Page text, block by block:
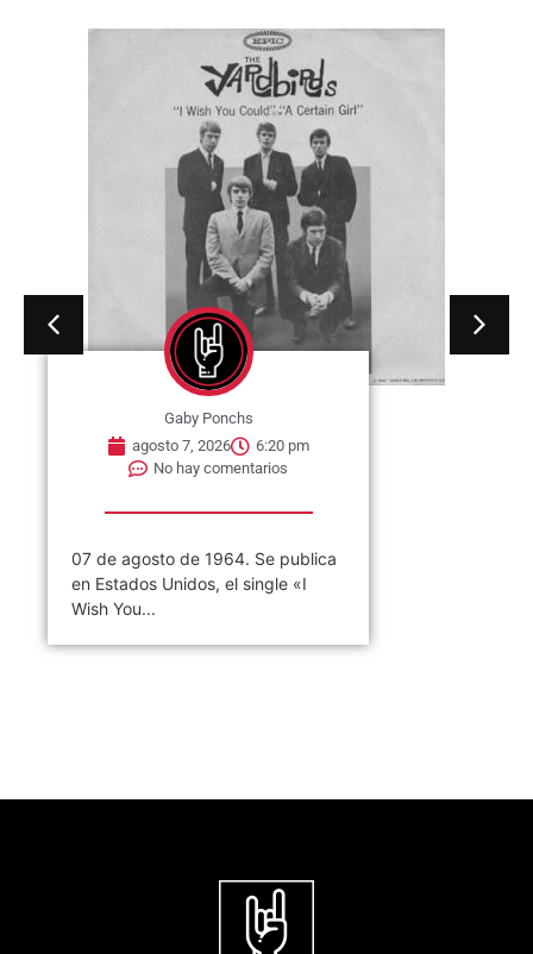
Gaby Ponchs
agosto 7, 2026
6:20 pm
No hay comentarios
07 de agosto de 1964. Se publica
en Estados Unidos, el single «I
Wish You...